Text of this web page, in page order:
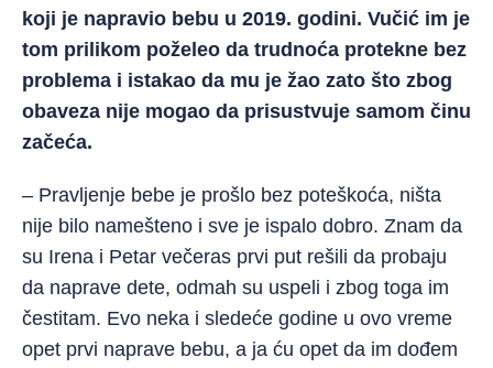
koji je napravio bebu u 2019. godini. Vučić im je
tom prilikom poželeo da trudnoća protekne bez
problema i istakao da mu je žao zato što zbog
obaveza nije mogao da prisustvuje samom činu
začeća.
– Pravljenje bebe je prošlo bez poteškoća, ništa
nije bilo namešteno i sve je ispalo dobro. Znam da
su Irena i Petar večeras prvi put rešili da probaju
da naprave dete, odmah su uspeli i zbog toga im
čestitam. Evo neka i sledeće godine u ovo vreme
opet prvi naprave bebu, a ja ću opet da im dođem